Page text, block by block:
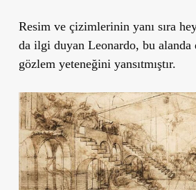
Resim ve çizimlerinin yanı sıra
da ilgi duyan Leonardo, bu alanda
gözlem yeteneğini yansıtmıştır.